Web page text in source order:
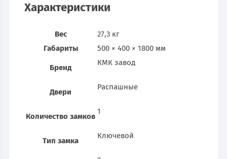
Характеристики
Вес
27,3 кг
Габариты
500 × 400 × 1800 мм
Бренд
КМК завод
Двери
Распашные
Количество замков
1
Тип замка
Ключевой